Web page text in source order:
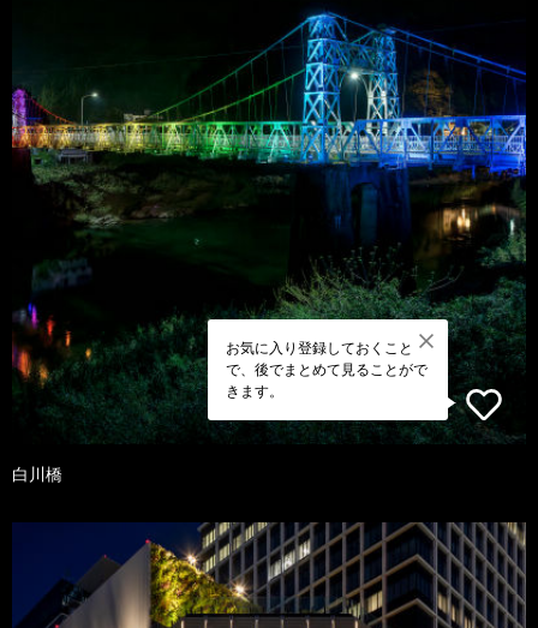
お気に入り登録しておくこと
で、後でまとめて見ることがで
きます。
白川橋